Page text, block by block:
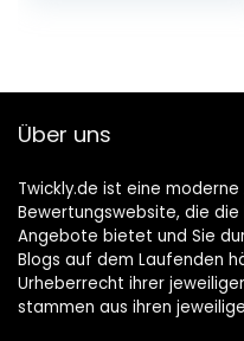
Über uns
Twickly.de ist eine
Bewertungswebsite, die
Angebote bietet und Sie
Blogs auf dem Laufenden
Urheberrecht ihrer
stammen aus ihren